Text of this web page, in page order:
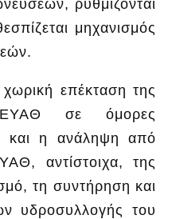
ρυθμίζονται
μηχανισμός
επέκταση της
σε όμορες
και η ανάληψη από
αντίστοιχα, της
τη συντήρηση και
υδροσυλλογής του